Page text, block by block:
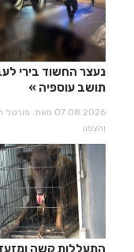
נעצר החשוד בירי
תושב עוספיה
07.08.2026 מאת:
והצפון
התעללות קשה